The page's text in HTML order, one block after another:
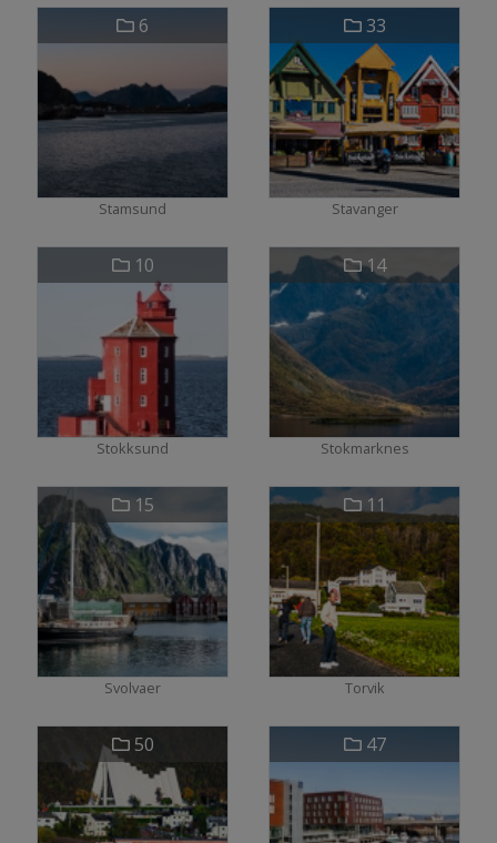
6
Stamsund
33
Stavanger
10
Stokksund
14
Stokmarknes
15
Svolvaer
11
Torvik
50 47